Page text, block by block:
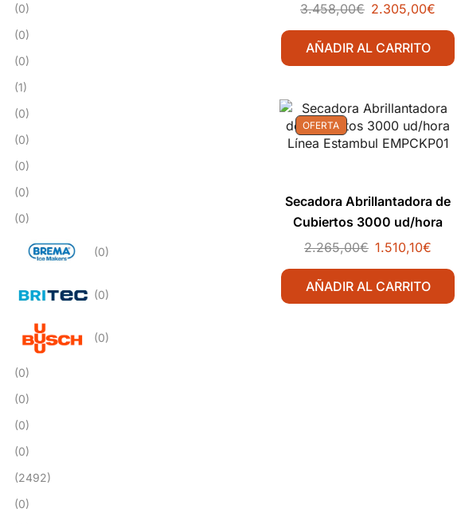
3.458,00€ 2.305,00€
AÑADIR AL CARRITO
OFERTA
Secadora Abrillantadora de
Cubiertos 3000 ud/hora
Línea Estambul EMPCKP01
2.265,00€ 1.510,10€
AÑADIR AL CARRITO
(0)
(0)
(0)
(1)
(0)
(0)
(0)
(0)
(0)
(0)
(0)
(0)
(0)
(0)
(0)
(0)
(2492)
(0)